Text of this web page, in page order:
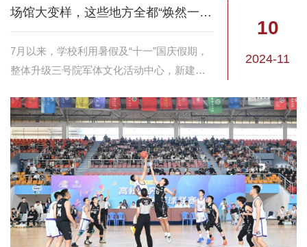
场馆大变样，这些地方全都“焕然一新”！
7月以来，学校利用暑假及“十一”国庆假期，
整体升级三号院军体文化活动中心，新建三
等，近日，这些场馆以崭新的面貌展现在师
生员工面前。
10
2024-11